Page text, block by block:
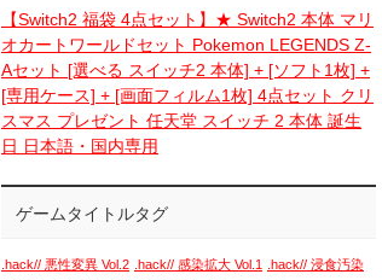
【Switch2 福袋 4点セット】★ Switch2 本体 マリ
オカートワールドセット Pokemon LEGENDS Z-
Aセット [選べる スイッチ2 本体] + [ソフト1枚] +
[専用ケース] + [画面フィルム1枚] 4点セット クリ
スマス プレゼント 任天堂 スイッチ 2 本体 誕生
日 日本語・国内専用
ゲームタイトルタグ
.hack// 悪性変異 Vol.2 .hack// 感染拡大 Vol.1
.hack// 浸食汚染